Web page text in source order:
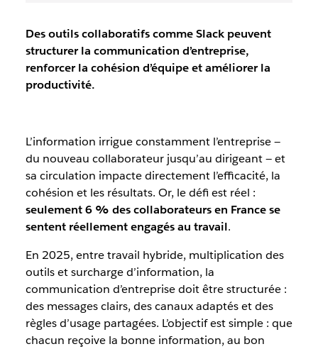
Des outils collaboratifs comme Slack peuvent
structurer la communication d’entreprise,
renforcer la cohésion d’équipe et améliorer la
productivité.
L’information irrigue constamment l’entreprise —
du nouveau collaborateur jusqu’au dirigeant — et
sa circulation impacte directement l’efficacité, la
cohésion et les résultats. Or, le défi est réel :
seulement 6 % des collaborateurs en France se
sentent réellement engagés au travail.
En 2025, entre travail hybride, multiplication des
outils et surcharge d’information, la
communication d’entreprise doit être structurée :
des messages clairs, des canaux adaptés et des
règles d’usage partagées. L’objectif est simple : que
chacun reçoive la bonne information, au bon